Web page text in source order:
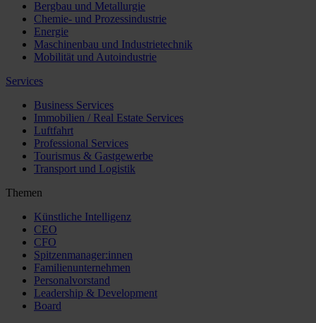
Bergbau und Metallurgie
Chemie- und Prozessindustrie
Energie
Maschinenbau und Industrietechnik
Mobilität und Autoindustrie
Services
Business Services
Immobilien / Real Estate Services
Luftfahrt
Professional Services
Tourismus & Gastgewerbe
Transport und Logistik
Themen
Künstliche Intelligenz
CEO
CFO
Spitzenmanager:innen
Familienunternehmen
Personalvorstand
Leadership & Development
Board